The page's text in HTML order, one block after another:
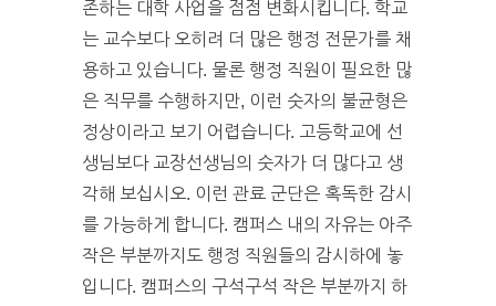
존하는 대학 사업을 점점 변화시킵니다. 학교
는 교수보다 오히려 더 많은 행정 전문가를 채
용하고 있습니다. 물론 행정 직원이 필요한 많
은 직무를 수행하지만, 이런 숫자의 불균형은
정상이라고 보기 어렵습니다. 고등학교에 선
생님보다 교장선생님의 숫자가 더 많다고 생
각해 보십시오. 이런 관료 군단은 혹독한 감시
를 가능하게 합니다. 캠퍼스 내의 자유는 아주
작은 부분까지도 행정 직원들의 감시하에 놓
입니다. 캠퍼스의 구석구석 작은 부분까지 하